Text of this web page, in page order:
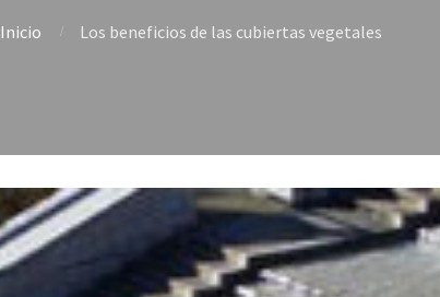
Inicio Los beneficios de las cubiertas vegetales